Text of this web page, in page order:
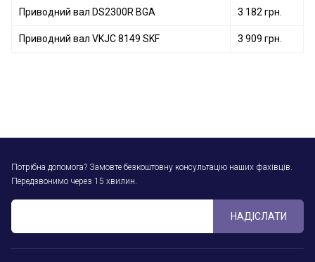
Приводний вал DS2300R BGA 3 182 грн.
Приводний вал VKJC 8149 SKF 3 909 грн.
Потрібна допомога? Замовте безкоштовну консультацію наших фахівців.
Передзвонимо через 15 хвилин.
НАДІСЛАТИ